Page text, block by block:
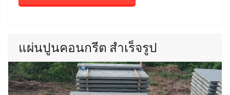
แผ่นปูนคอนกรีต สำเร็จรูป